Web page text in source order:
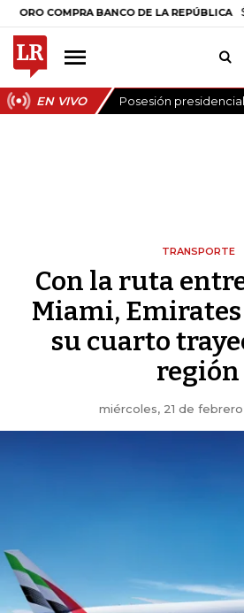
BANCO DE LA REPÚBLICA $
EN VIVO Posesión
TRANSPORTE
Con la ruta
Miami,
su cuarto
región
miércoles, 21 de